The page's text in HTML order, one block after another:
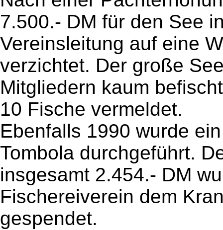
7.500.- DM für den See
Vereinsleitung auf eine
verzichtet. Der große
Mitgliedern kaum
10 Fische vermeldet.
Ebenfalls 1990 wurde
Tombola durchgeführt.
insgesamt 2.454.- DM
Fischereiverein dem
gespendet.